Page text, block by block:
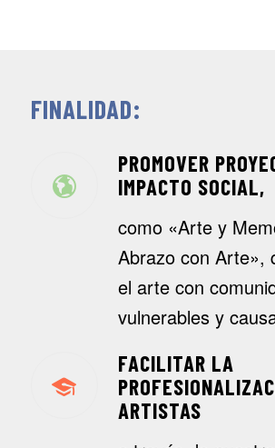
FINALIDAD:
PROMOVER
IMPACTO SOCIAL,
como «Arte y
Abrazo con Arte»,
el arte con
vulnerables y
FACILITAR LA
ARTISTAS